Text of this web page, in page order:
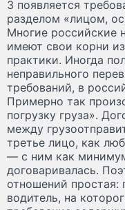
3 появляется
разделом «лицом,
Многие российские
имеют свои корни
практики. Иногда
неправильного
требований, в
Примерно так
погрузку груза».
между
третье лицо, как
— с ним как
договаривалась.
отношений простая:
водитель, на